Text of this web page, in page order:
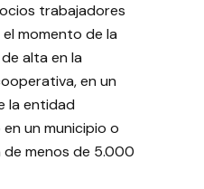
trabajadores
momento de la
alta en la
en un
la entidad
un municipio o
menos de 5.000